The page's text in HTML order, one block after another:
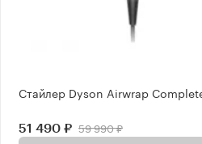
Стайлер Dyson Airwrap
51 490 ₽ 59 990 ₽